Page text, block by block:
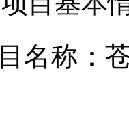
名称：